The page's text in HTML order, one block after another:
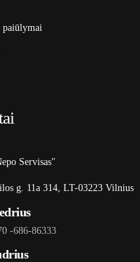
paiūlymai
Servisas"
g. 11a 314, LT-03223 Vilnius
-686-86333